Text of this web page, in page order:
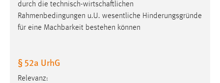
durch die technisch-wirtschaftlichen
Rahmenbedingungen u.U. wesentliche Hinderungsgründe
für eine Machbarkeit bestehen können
§ 52a UrhG
Relevanz: